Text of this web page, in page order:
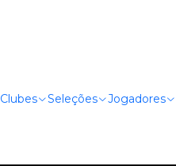
Clubes Seleções Jogadores